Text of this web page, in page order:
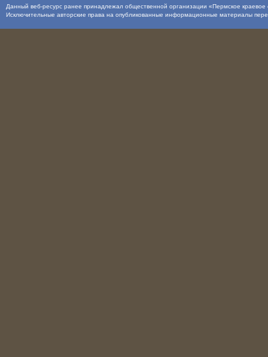
Данный веб-ресурс ранее принадлежал общественной организации «Пермское
Исключительные авторские права на опубликованные информационные материалы